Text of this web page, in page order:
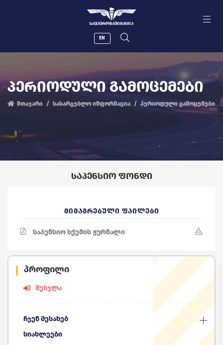
ᲡᲐᲥᲐᲔᲠᲝᲜᲐᲕᲘᲒᲐᲪᲘᲐ
EN
ᲞᲔᲠᲘᲝᲓᲣᲚᲘ ᲒᲐᲛᲝᲪᲔᲛᲔᲑᲘ
მთავარი სასარგებლო ინფორმაცია პერიოდული გამოცემები
ᲡᲐᲞᲔᲜᲡᲘᲝ ᲤᲝᲜᲓᲘ
პროფილი
შესვლა
ჩვენ შესახებ
სიახლეები
ᲛᲘᲛᲐᲒᲠᲔᲑᲣᲚᲘ ᲤᲐᲘᲚᲔᲑᲘ
საპენსიო სქემის ჟურნალი